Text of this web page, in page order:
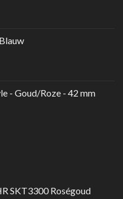
- Goud/Roze - 42 mm
SKT3300 Roségoud